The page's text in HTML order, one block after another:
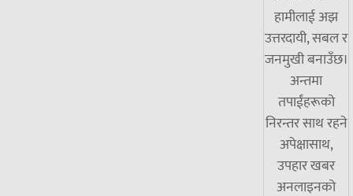
हामीलाई अझ
उत्तरदायी, सबल र
जनमुखी बनाउँछ।
अन्तमा
तपाईंहरूको
निरन्तर साथ रहने
अपेक्षासाथ,
उपहार खबर
अनलाइनको